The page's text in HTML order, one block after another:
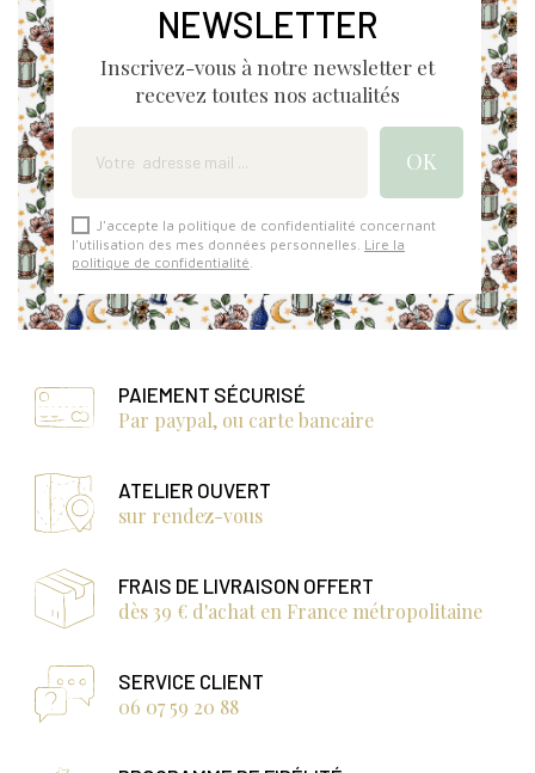
NEWSLETTER
Inscrivez-vous à notre newsletter et
recevez toutes nos actualités
J'accepte la politique de confidentialité concernant
l'utilisation des mes données personnelles. Lire la
politique de confidentialité.
PAIEMENT SÉCURISÉ
Par paypal, ou carte bancaire
ATELIER OUVERT
sur rendez-vous
FRAIS DE LIVRAISON OFFERT
dès 39 € d'achat en France métropolitaine
SERVICE CLIENT
06 07 59 20 88